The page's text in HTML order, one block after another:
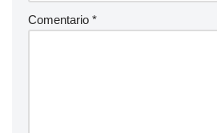
Comentario *